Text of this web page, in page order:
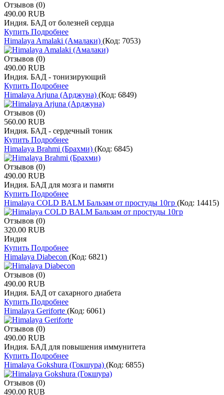
Отзывов (0)
490.00 RUB
Индия. БАД от болезней сердца
Купить Подробнее
Himalaya Amalaki (Амалаки) (Код: 7053)
Отзывов (0)
490.00 RUB
Индия. БАД - тонизирующий
Купить Подробнее
Himalaya Arjuna (Арджуна) (Код: 6849)
Отзывов (0)
560.00 RUB
Индия. БАД - сердечный тоник
Купить Подробнее
Himalaya Brahmi (Брахми) (Код: 6845)
Отзывов (0)
490.00 RUB
Индия. БАД для мозга и памяти
Купить Подробнее
Himalaya COLD BALM Бальзам от простуды 10гр (Код: 14415)
Отзывов (0)
320.00 RUB
Индия
Купить Подробнее
Himalaya Diabecon (Код: 6821)
Отзывов (0)
490.00 RUB
Индия. БАД от сахарного диабета
Купить Подробнее
Himalaya Geriforte (Код: 6061)
Отзывов (0)
490.00 RUB
Индия. БАД для повышения иммунитета
Купить Подробнее
Himalaya Gokshura (Гокшура) (Код: 6855)
Отзывов (0)
490.00 RUB